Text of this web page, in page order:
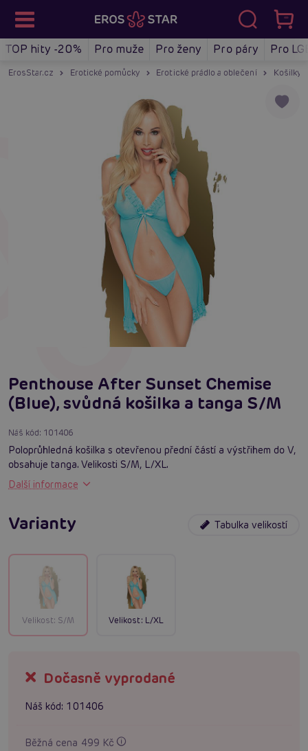
TOP hity -20% Pro muže Pro ženy Pro páry Pro
ErosStar.cz Erotické pomůcky Erotické prádlo a oblečení Košilky
Penthouse After Sunset Chemise
(Blue), svůdná košilka a tanga S/M
Náš kód: 101406
Poloprůhledná košilka s otevřenou přední částí a výstřihem do V,
obsahuje tanga. Velikosti S/M, L/XL.
Další informace
Varianty Tabulka velikostí
Velikost: S/M Velikost: L/XL
Dočasně vyprodané
Náš kód: 101406
Běžná cena 499 Kč